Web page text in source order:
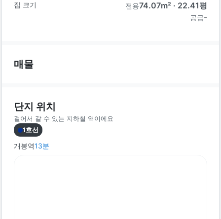
집 크기 전용74.07m² · 22.41평
공급-
매물
단지 위치
걸어서 갈 수 있는 지하철 역이에요
1호선
개봉역13분